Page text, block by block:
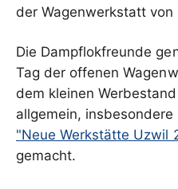
der Wagenwerkstatt
Die Dampflokfreunde
Tag der offenen
dem kleinen
allgemein,
"Neue Werkstätte Uzwil
gemacht.